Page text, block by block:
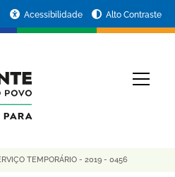
Acessibilidade Alto Contraste
TEMPORÁRIO - 2019 - 0456